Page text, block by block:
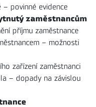
– povinné evidence
zaměstnancům
příjmu zaměstnance
– možnosti
zařízení zaměstnanci
– dopady na závislou